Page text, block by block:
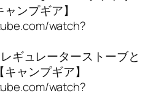
ンプギア】
watch?
レギュレーターストーブと
ャンプギア】
watch?